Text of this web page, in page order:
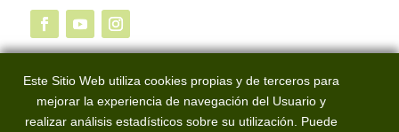
Redes BTT Alto Mijares
Este Sitio Web utiliza cookies propias y de terceros para
mejorar la experiencia de navegación del Usuario y
realizar análisis estadísticos sobre su utilización. Puede